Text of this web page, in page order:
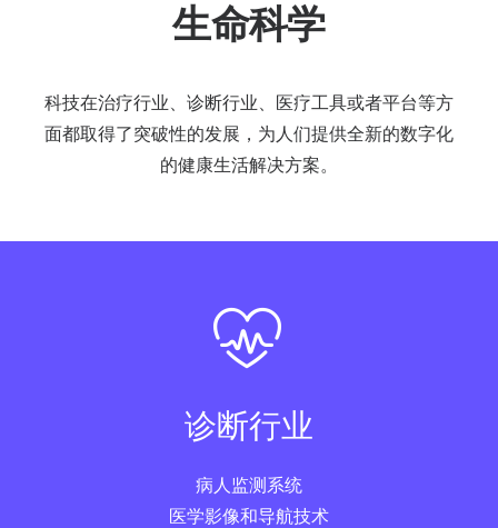
生命科学
科技在治疗行业、诊断行业、医疗工具或者平台等方
面都取得了突破性的发展，为人们提供全新的数字化
的健康生活解决方案。
诊断行业
病人监测系统
医学影像和导航技术